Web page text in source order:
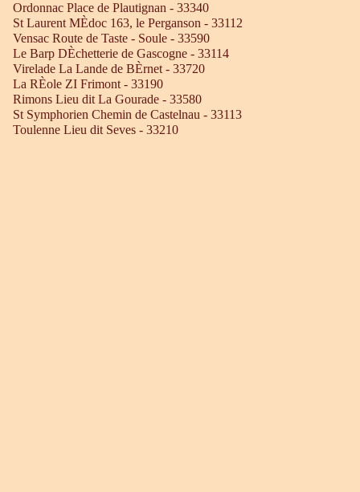
Ordonnac Place de Plautignan - 33340
St Laurent MÈdoc 163, le Perganson - 33112
Vensac Route de Taste - Soule - 33590
Le Barp DÈchetterie de Gascogne - 33114
Virelade La Lande de BÈrnet - 33720
La RÈole ZI Frimont - 33190
Rimons Lieu dit La Gourade - 33580
St Symphorien Chemin de Castelnau - 33113
Toulenne Lieu dit Seves - 33210